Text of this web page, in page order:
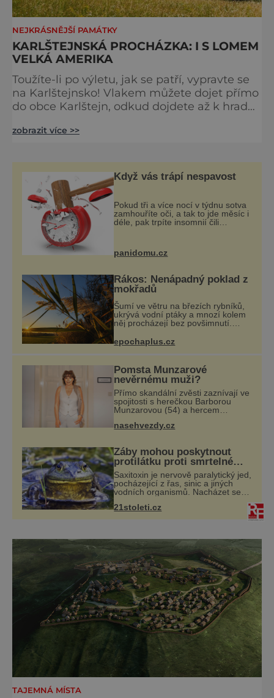
NEJKRÁSNĚJŠÍ PAMÁTKY
KARLŠTEJNSKÁ PROCHÁZKA: I S LOMEM
VELKÁ AMERIKA
Toužíte-li po výletu, jak se patří, vypravte se
na Karlštejnsko! Vlakem můžete dojet přímo
do obce Karlštejn, odkud dojdete až k hradu.
po stezce k lomům Malá a Velká Amerika,
adrenalinu. Od lomu Velká Amerika je to jen
kousek do obce Mořina, odkud jezdí
autobusy, nebo se po
zobrazit více >>
Když vás trápí nespavost
Pokud tři a více nocí v týdnu sotva
zamhouříte oči, a tak to jde měsíc i
déle, pak trpíte insomnií čili
váš spánek může rušit sko
panidomu.cz
Rákos: Nenápadný poklad z
mokřadů
Šumí ve větru na březích rybníků,
ukrývá vodní ptáky a mnozí kolem
něj procházejí bez povšimnutí.
domy, vyrábět lodě, zapisovat první
texty a inspiroval řadu pověstí.
epochaplus.cz
Pomsta Munzarové
nevěrnému muži?
Přímo skandální zvěsti zaznívají ve
spojitosti s herečkou Barborou
Munzarovou (54) a hercem
Munzarová měla být totiž viděna s
nasehvezdy.cz
Žáby mohou poskytnout
protilátku proti smrtelné
otravě měkkýši
Saxitoxin je nervově paralytický jed,
pocházející z řas, sinic a jiných
vodních organismů. Nacházet se
konzumovaných mlžích, jako jsou
21stoleti.cz
TAJEMNÁ MÍSTA